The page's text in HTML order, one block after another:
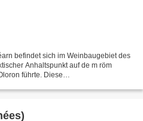
befindet sich im Weinbaugebiet des
Anhaltspunkt auf de m röm
führte. Diese